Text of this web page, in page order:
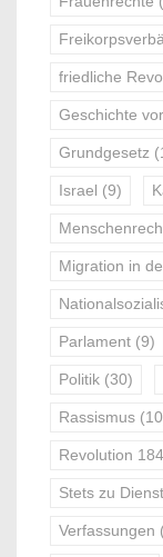
friedliche
Geschichte
Grundgesetz
Israel (9)
Migration in
Parlament (9)
Politik (30)
Rassismus
Revolution
Stets zu
Verfassungen